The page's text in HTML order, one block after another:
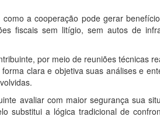
a cooperação pode gerar
fiscais sem litígio, sem autos de
por meio de reuniões técnicas
clara e objetiva suas análises e
avaliar com maior segurança sua
substitui a lógica tradicional de